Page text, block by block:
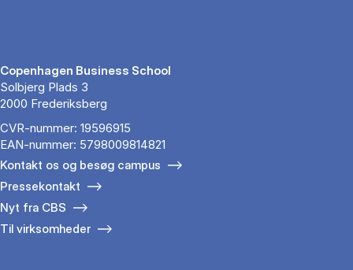
Copenhagen Business School
Solbjerg Plads 3
2000 Frederiksberg
CVR-nummer: 19596915
EAN-nummer: 5798009814821
Kontakt os og besøg campus
Pressekontakt
Nyt fra CBS
Til virksomheder